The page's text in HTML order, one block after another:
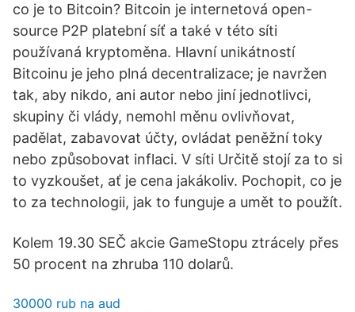
co je to Bitcoin? Bitcoin je internetová open-
source P2P platební síť a také v této síti
používaná kryptoměna. Hlavní unikátností
Bitcoinu je jeho plná decentralizace; je navržen
tak, aby nikdo, ani autor nebo jiní jednotlivci,
skupiny či vlády, nemohl měnu ovlivňovat,
padělat, zabavovat účty, ovládat peněžní toky
nebo způsobovat inflaci. V síti Určitě stojí za to si
to vyzkoušet, ať je cena jakákoliv. Pochopit, co je
to za technologii, jak to funguje a umět to použít.
Kolem 19.30 SEČ akcie GameStopu ztrácely přes
50 procent na zhruba 110 dolarů.
30000 rub na aud